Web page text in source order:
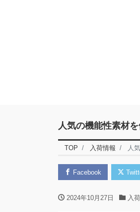
人気の機能性素材
TOP 入荷情報 人
Facebook
2024年10月27日 入